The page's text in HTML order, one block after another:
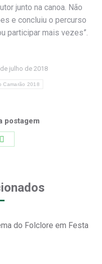
junto na canoa. Não
e concluiu o percurso
participar mais vezes”.
julho de 2018
Camarão 2018
postagem
do Folclore em Festa